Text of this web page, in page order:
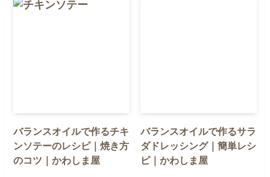
バランスオイルで作るチキ
ンソテーのレシピ｜焼き方
のコツ｜かわしま屋
バランスオイルで作るサラ
ダドレッシング｜簡単レシ
ピ｜かわしま屋